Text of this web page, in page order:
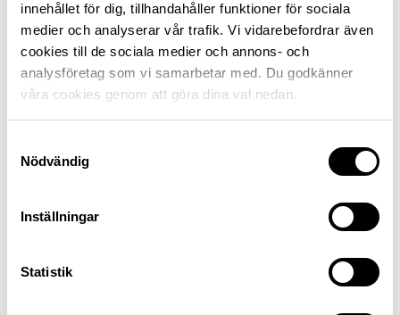
innehållet för dig, tillhandahåller funktioner för sociala
medier och analyserar vår trafik. Vi vidarebefordrar även
cookies till de sociala medier och annons- och
analysföretag som vi samarbetar med. Du godkänner
våra cookies genom att göra dina val nedan.
Nödvändig
Inställningar
Statistik
M Sverige är Sveriges största konsumentorganisation
för bilister och andra trafikanter